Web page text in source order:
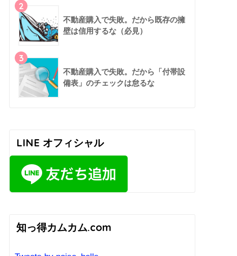
2
不動産購入で失敗。だから既存の擁
壁は信用するな（必見）
3
不動産購入で失敗。だから「付帯設
備表」のチェックは怠るな
LINE オフィシャル
知っ得カムカム.com